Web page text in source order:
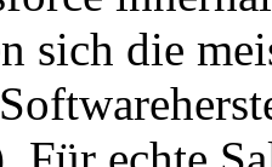
sich die